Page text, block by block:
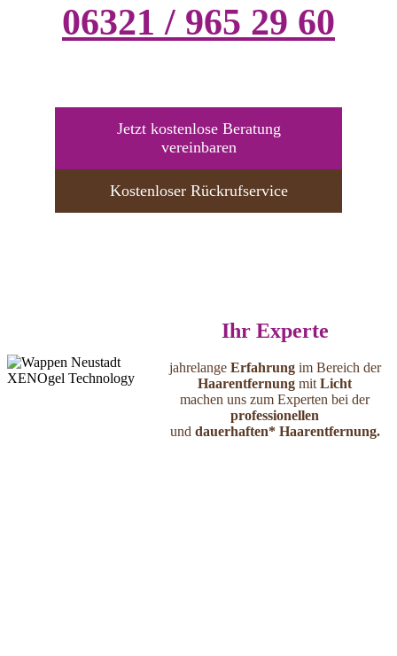
06321 / 965 29 60
Jetzt kostenlose Beratung
vereinbaren
Kostenloser Rückrufservice
Ihr Experte
jahrelange Erfahrungim Bereich der
Haarentfernung mitLicht
machen uns zum Experten bei der
professionellen
und dauerhaften* Haarentfernung.